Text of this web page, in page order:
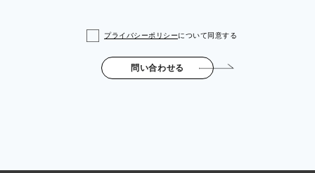
プライバシーポリシーについて同意する
問い合わせる